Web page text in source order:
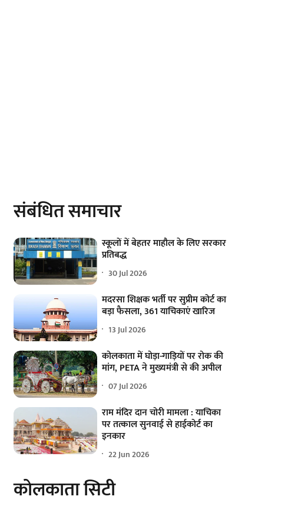
संबंधित समाचार
स्कूलों में बेहतर माहौल के लिए सरकार
प्रतिबद्ध
30 Jul 2026
मदरसा शिक्षक भर्ती पर सुप्रीम कोर्ट का
बड़ा फैसला, 361 याचिकाएं खारिज
13 Jul 2026
कोलकाता में घोड़ा-गाड़ियों पर रोक की
मांग, PETA ने मुख्यमंत्री से की अपील
07 Jul 2026
राम मंदिर दान चोरी मामला : याचिका
पर तत्काल सुनवाई से हाईकोर्ट का
इनकार
22 Jun 2026
कोलकाता सिटी